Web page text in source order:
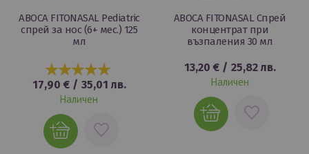
ABOCA FITONASAL Pediatric
спрей за нос (6+ мес.) 125
мл
100%
17,90 €/ 35,01 лв.
Наличен
ДОБАВИ
ABOCA FITONASAL Спрей
концентрат при
възпаления 30 мл
13,20 €/ 25,82 лв.
Наличен
ДОБАВИ